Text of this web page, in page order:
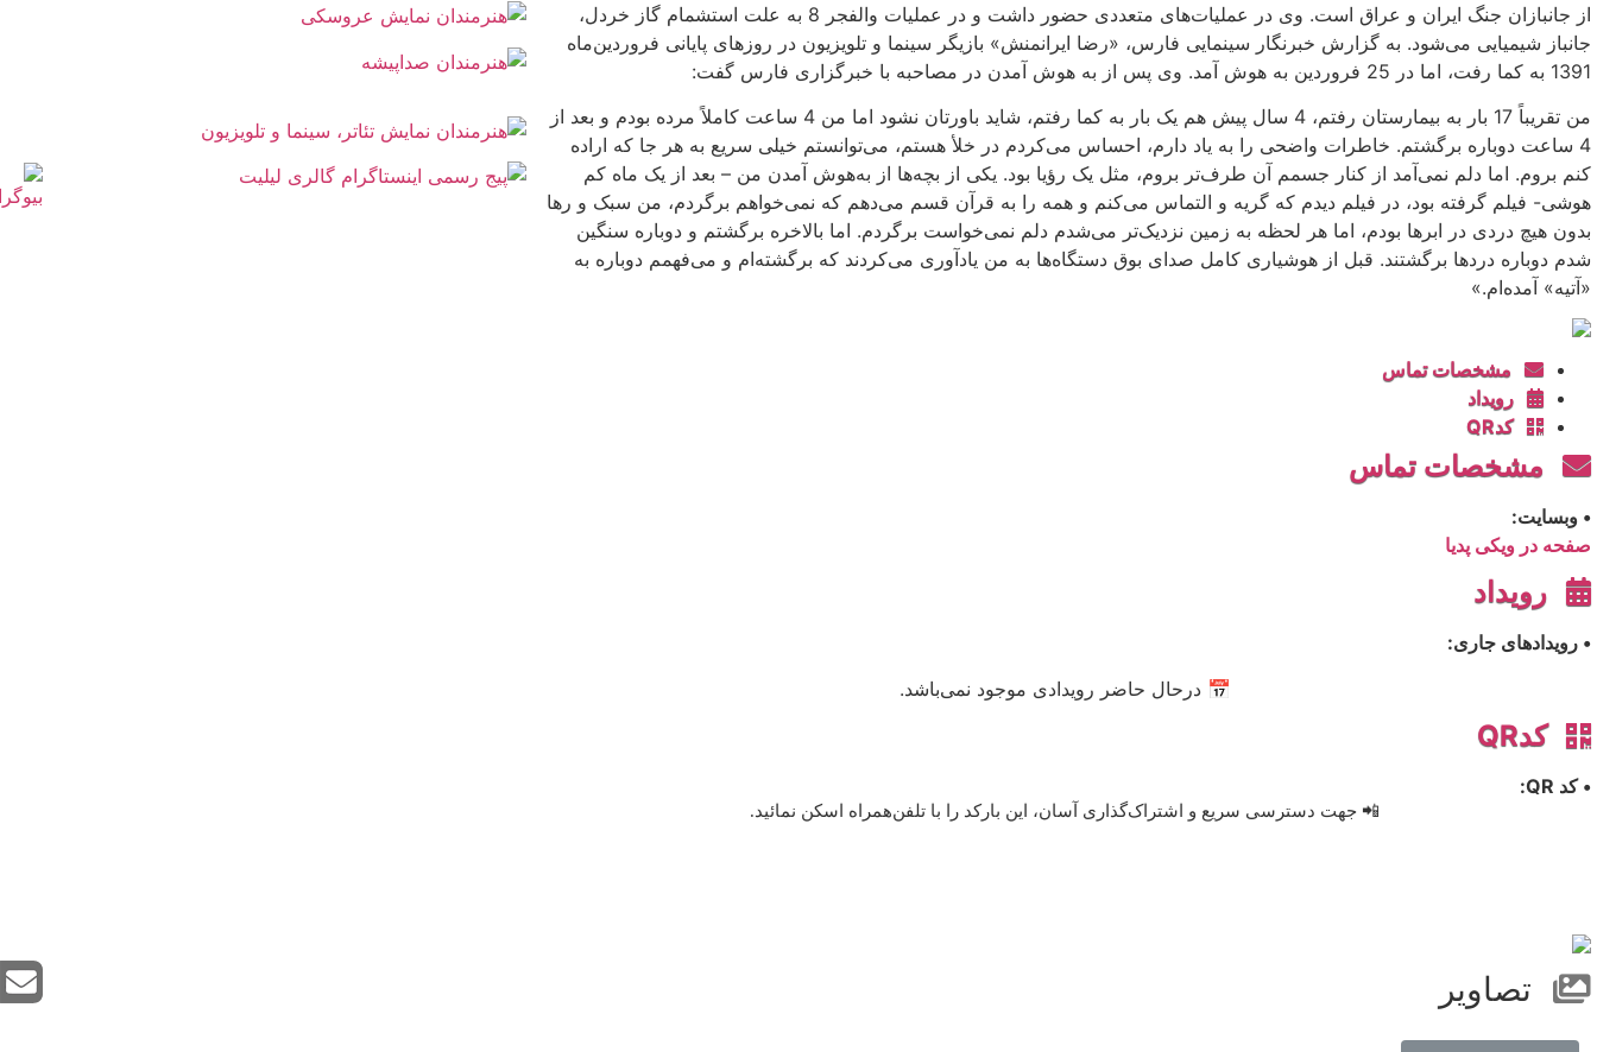
از جانبازان جنگ ایران و عراق است. وی در عملیات‌های متعددی حضور داشت و در عملیات والفجر 8 به علت استشمام گاز خردل،
جانباز شیمیایی می‌شود. به گزارش خبرنگار سینمایی فارس، «رضا ایرانمنش» بازیگر سینما و تلویزیون در روزهای پایانی فروردین‌ماه
1391 به کما رفت، اما در 25 فروردین به هوش آمد. وی پس از به هوش آمدن در مصاحبه با خبرگزاری فارس گفت:
من تقریباً 17 بار به بیمارستان رفتم، 4 سال پیش هم یک بار به کما رفتم، شاید باورتان نشود اما من 4 ساعت کاملاً مرده بودم و بعد از
4 ساعت دوباره برگشتم. خاطرات واضحی را به یاد دارم، احساس می‌کردم در خلأ هستم، می‌توانستم خیلی سریع به هر جا که اراده
کنم بروم. اما دلم نمی‌آمد از کنار جسمم آن طرف‌تر بروم، مثل یک رؤیا بود. یکی از بچه‌ها از به‌هوش آمدن من – بعد از یک ماه کم
هوشی- فیلم گرفته بود، در فیلم دیدم که گریه و التماس می‌کنم و همه را به قرآن قسم می‌دهم که نمی‌خواهم برگردم، من سبک و رها
بدون هیچ دردی در ابرها بودم، اما هر لحظه به زمین نزدیک‌تر می‌شدم دلم نمی‌خواست برگردم. اما بالاخره برگشتم و دوباره سنگین
شدم دوباره دردها برگشتند. قبل از هوشیاری کامل صدای بوق دستگاه‌ها به من یادآوری می‌کردند که برگشته‌ام و می‌فهمم دوباره به
«آتیه» آمده‌ام.»
مشخصات تماس
رویداد
کدQR
مشخصات تماس
• وبسایت:
صفحه در ویکی پدیا
رویداد
• رویدادهای جاری:
📅 درحال حاضر رویدادی موجود نمی‌باشد.
کدQR
• کد QR:
📲 جهت دسترسی سریع و اشتراک‌گذاری آسان، این بارکد را با تلفن‌همراه اسکن نمائید.
تصاویر